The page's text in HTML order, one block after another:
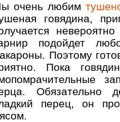
очень любим
говядина,
подойдет
Поэтому
Пока
Обязательно
перец, он